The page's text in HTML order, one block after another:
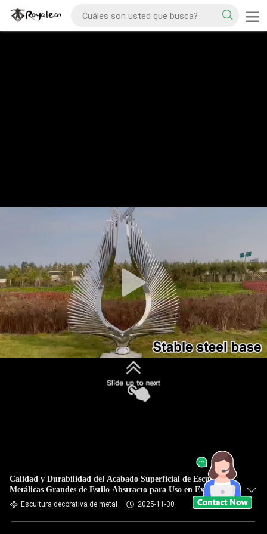
Calidad y Durabilidad del Acabado Superficial de Esculturas
Metálicas Grandes de Estilo Abstracto para Uso en Exteriores
Escultura decorativa de metal 2025-11-30